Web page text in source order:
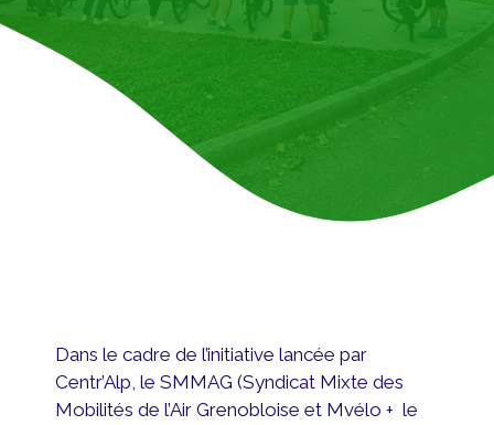
Dans le cadre de l’initiative lancée par
Centr’Alp, le SMMAG (Syndicat Mixte des
Mobilités de l’Air Grenobloise et Mvélo + le